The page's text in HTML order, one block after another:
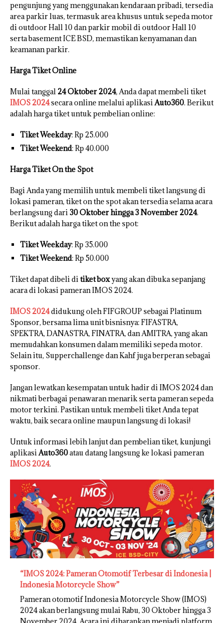
pengunjung yang menggunakan kendaraan pribadi, tersedia
area parkir luas, termasuk area khusus untuk sepeda motor
di outdoor Hall 10 dan parkir mobil di outdoor Hall 10
serta basement ICE BSD, memastikan kenyamanan dan
keamanan parkir.
Harga Tiket Online
Mulai tanggal 24 Oktober 2024, Anda dapat membeli tiket
IMOS 2024secara online melalui aplikasiAuto360. Berikut
adalah harga tiket untuk pembelian online:
Tiket Weekday: Rp 25.000
Tiket Weekend: Rp 40.000
Harga Tiket On the Spot
Bagi Anda yang memilih untuk membeli tiket langsung di
lokasi pameran, tiket on the spot akan tersedia selama acara
berlangsung dari30 Oktober hingga 3 November 2024.
Berikut adalah harga tiket on the spot:
Tiket Weekday: Rp 35.000
Tiket Weekend: Rp 50.000
Tiket dapat dibeli ditiket boxyang akan dibuka sepanjang
acara di lokasi pameran IMOS 2024.
IMOS 2024didukung oleh FIFGROUP sebagai Platinum
Sponsor, bersama lima unit bisnisnya: FIFASTRA,
SPEKTRA, DANASTRA, FINATRA, dan AMITRA, yang akan
memudahkan konsumen dalam memiliki sepeda motor.
Selain itu, Supperchallenge dan Kahf juga berperan sebagai
sponsor.
Jangan lewatkan kesempatan untuk hadir di IMOS 2024 dan
nikmati berbagai penawaran menarik serta pameran sepeda
motor terkini. Pastikan untuk membeli tiket Anda tepat
waktu, baik secara online maupun langsung di lokasi!
Untuk informasi lebih lanjut dan pembelian tiket, kunjungi
aplikasiAuto360atau datang langsung ke lokasi pameran
IMOS 2024.
“IMOS 2024: Pameran Otomotif Terbesar di Indonesia |
Indonesia Motorcycle Show”
Pameran otomotif Indonesia Motorcycle Show (IMOS)
2024 akan berlangsung mulai Rabu, 30 Oktober hingga 3